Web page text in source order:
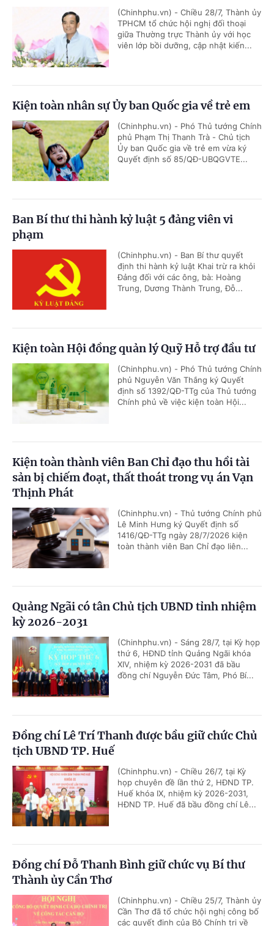
(Chinhphu.vn) - Chiều 28/7, Thành ủy
TPHCM tổ chức hội nghị đối thoại
giữa Thường trực Thành ủy với học
viên lớp bồi dưỡng, cập nhật kiến...
Kiện toàn nhân sự Ủy ban Quốc gia về trẻ em
(Chinhphu.vn) - Phó Thủ tướng Chính
phủ Phạm Thị Thanh Trà - Chủ tịch
Ủy ban Quốc gia về trẻ em vừa ký
Quyết định số 85/QĐ-UBQGVTE...
Ban Bí thư thi hành kỷ luật 5 đảng viên vi
phạm
(Chinhphu.vn) - Ban Bí thư quyết
định thi hành kỷ luật Khai trừ ra khỏi
Đảng đối với các ông, bà: Hoàng
Trung, Dương Thành Trung, Đỗ...
Kiện toàn Hội đồng quản lý Quỹ Hỗ trợ đầu tư
(Chinhphu.vn) - Phó Thủ tướng Chính
phủ Nguyễn Văn Thắng ký Quyết
định số 1392/QĐ-TTg của Thủ tướng
Chính phủ về việc kiện toàn Hội...
Kiện toàn thành viên Ban Chỉ đạo thu hồi tài
sản bị chiếm đoạt, thất thoát trong vụ án Vạn
Thịnh Phát
(Chinhphu.vn) - Thủ tướng Chính phủ
Lê Minh Hưng ký Quyết định số
1416/QĐ-TTg ngày 28/7/2026 kiện
toàn thành viên Ban Chỉ đạo liên...
Quảng Ngãi có tân Chủ tịch UBND tỉnh nhiệm
kỳ 2026-2031
(Chinhphu.vn) - Sáng 28/7, tại Kỳ họp
thứ 6, HĐND tỉnh Quảng Ngãi khóa
XIV, nhiệm kỳ 2026-2031 đã bầu
đồng chí Nguyễn Đức Tâm, Phó Bí...
Đồng chí Lê Trí Thanh được bầu giữ chức Chủ
tịch UBND TP. Huế
(Chinhphu.vn) - Chiều 26/7, tại Kỳ
họp chuyên đề lần thứ 2, HĐND TP.
Huế khóa IX, nhiệm kỳ 2026-2031,
HĐND TP. Huế đã bầu đồng chí Lê...
Đồng chí Đỗ Thanh Bình giữ chức vụ Bí thư
Thành ủy Cần Thơ
(Chinhphu.vn) - Chiều 25/7, Thành ủy
Cần Thơ đã tổ chức hội nghị công bố
các quyết định của Bộ Chính trị về